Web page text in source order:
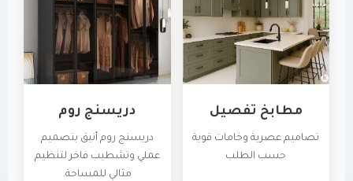
مطابخ تفصيل
تصاميم عصرية وخامات قوية
حسب الطلب
دريسنج روم
دريسنج روم أنيق بتصميم
عملي وتشطيب فاخر لتنظيم
مثالي للمساحة.